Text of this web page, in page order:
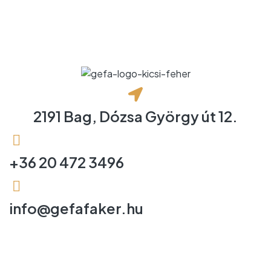
2191 Bag, Dózsa György út 12.
+36 20 472 3496
info@gefafaker.hu